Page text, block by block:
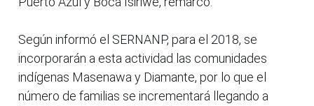
Según informó el SERNANP, para el 2018, se
incorporarán a esta actividad las comunidades
indígenas Masenawa y Diamante, por lo que el
número de familias se incrementará llegando a